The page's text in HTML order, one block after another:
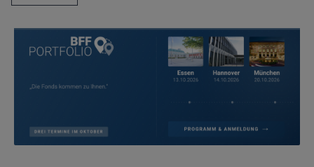
Name
CPref
Ablauf
1 Jahr